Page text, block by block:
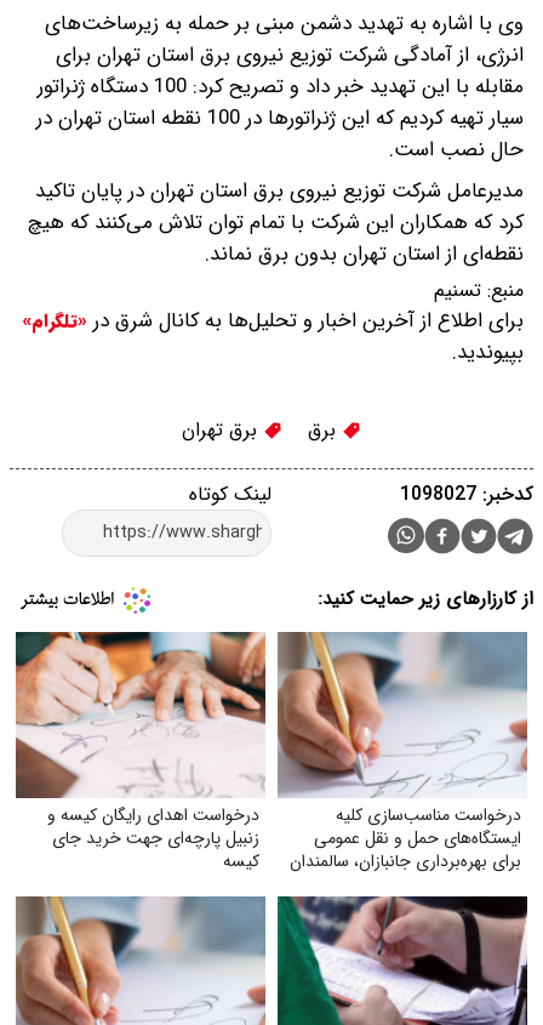
وی با اشاره به تهدید دشمن مبنی بر حمله به زیرساخت‌های
انرژی، از آمادگی شرکت توزیع نیروی برق استان تهران برای
مقابله با این تهدید خبر داد و تصریح کرد: 100 دستگاه ژنراتور
سیار تهیه کردیم که این ژنراتورها در 100 نقطه استان تهران در
حال نصب است.
مدیرعامل شرکت توزیع نیروی برق استان تهران در پایان تاکید
کرد که همکاران این شرکت با تمام توان تلاش می‌کنند که هیچ
نقطه‌ای از استان تهران بدون برق نماند.
منبع: تسنیم
برای اطلاع از آخرین اخبار و تحلیل‌ها به کانال شرق در «تلگرام»
بپیوندید.
برق برق تهران
لینک کوتاه کدخبر: 1098027
از کارزارهای زیر حمایت کنید:
درخواست مناسب‌سازی کلیه
ایستگاه‌های حمل‌ و نقل عمومی
برای بهره‌برداری جانبازان، سالمندان
درخواست اهدای رایگان کیسه و
زنبیل پارچه‌ای جهت خرید جای
کیسه‌